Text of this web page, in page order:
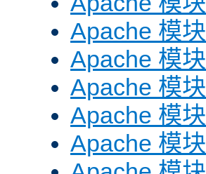
Apache 模
Apache 模
Apache 模
Apache 模
Apache 模